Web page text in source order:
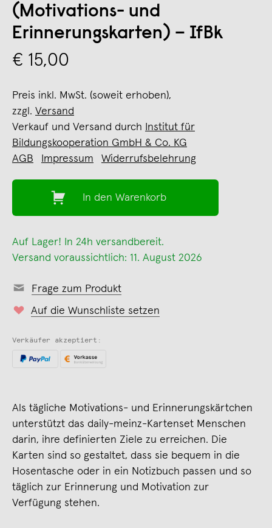
(Motivations- und
Erinnerungskarten) – IfBk
€ 15,00
Preis inkl. MwSt. (soweit erhoben),
zzgl. Versand
Verkauf und Versand durch
Institut für
Bildungskooperation GmbH & Co. KG
AGB
Impressum Widerrufsbelehrung
In den Warenkorb
Auf Lager! In 24h versandbereit.
Versand voraussichtlich: 11. August 2026
Frage zum Produkt
Auf die Wunschliste setzen
Verkäufer akzeptiert:
Als tägliche Motivations- und Erinnerungskärtchen
unterstützt das daily-meinz-Kartenset Menschen
darin, ihre definierten Ziele zu erreichen. Die
Karten sind so gestaltet, dass sie bequem in die
Hosentasche oder in ein Notizbuch passen und so
täglich zur Erinnerung und Motivation zur
Verfügung stehen.